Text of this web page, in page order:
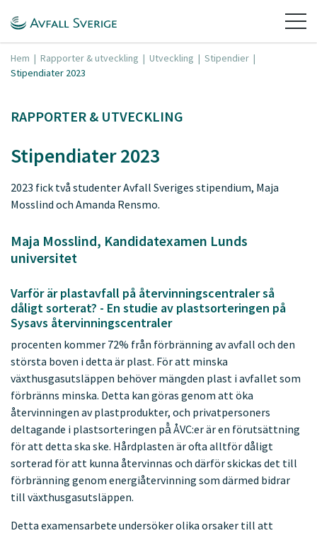
Hem | Rapporter & utveckling | Utveckling | Stipendier |
Stipendiater 2023
RAPPORTER & UTVECKLING
Stipendiater 2023
2023 fick två studenter Avfall Sveriges stipendium, Maja
Mosslind och Amanda Rensmo.
Maja Mosslind, Kandidatexamen Lunds
universitet
Varför är plastavfall på återvinningscentraler så
dåligt sorterat? - En studie av plastsorteringen på
Sysavs återvinningscentraler
procenten kommer 72% från förbränning av avfall och den
största boven i detta är plast. För att minska
växthusgasutsläppen behöver mängden plast i avfallet som
förbränns minska. Detta kan göras genom att öka
återvinningen av plastprodukter, och privatpersoners
deltagande i plastsorteringen på̊ ÅVC:er är en förutsättning
för att detta ska ske. Hårdplasten är ofta alltför dåligt
sorterad för att kunna återvinnas och därför skickas det till
förbränning genom energiåtervinning som därmed bidrar
till växthusgasutsläppen.
Detta examensarbete undersöker olika orsaker till att